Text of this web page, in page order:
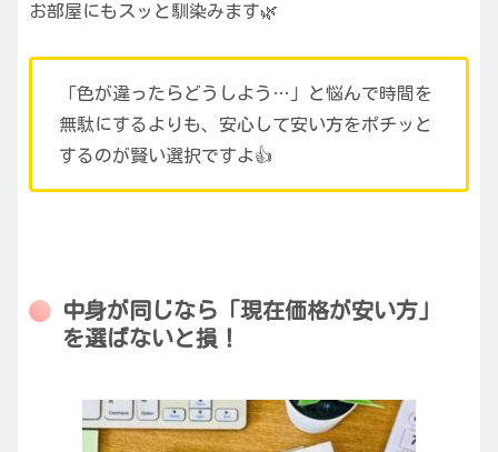
お部屋にもスッと馴染みます🌿
「色が違ったらどうしよう…」と悩んで時間を
無駄にするよりも、安心して安い方をポチッと
するのが賢い選択ですよ👍
中身が同じなら「現在価格が安い方」
を選ばないと損！